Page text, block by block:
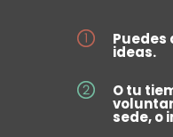
ideas.
O tu
sede, o